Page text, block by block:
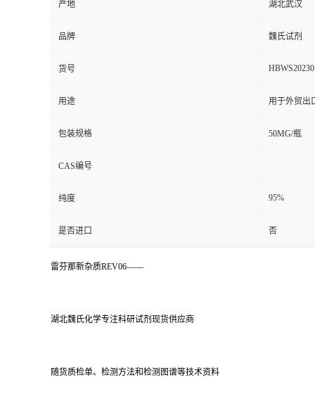
产地 湖北武汉
品牌 魏氏试剂
货号
用途 用于外贸出
包装规格 50MG/瓶
CAS编号
纯度 95%
是否进口 否
雷芬那新杂质REV06——
湖北魏氏化学专注科研试剂现货供应商
随货质检单、检测方法和检测图谱等技术资料